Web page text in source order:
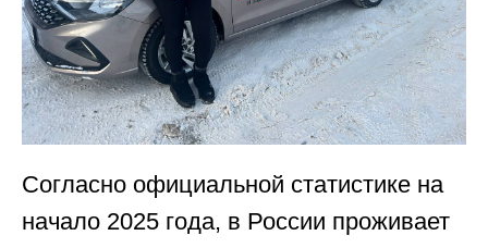
Согласно официальной статистике на
начало 2025 года, в России проживает